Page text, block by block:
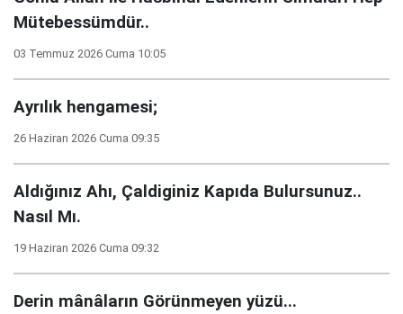
Mütebessümdür..
03 Temmuz 2026 Cuma 10:05
Ayrılık hengamesi;
26 Haziran 2026 Cuma 09:35
Aldığınız Ahı, Çaldiginiz Kapıda Bulursunuz..
Nasıl Mı.
19 Haziran 2026 Cuma 09:32
Derin mânâların Görünmeyen yüzü...